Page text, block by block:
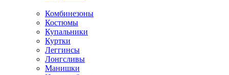
Комбинезоны
Костюмы
Купальники
Куртки
Леггинсы
Лонгсливы
Манишки